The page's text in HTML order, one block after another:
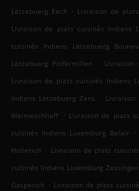
Lëtzebuerg Eech . Livraison de
Livraison de plats cuisinés Indiens
cuisinés Indiens Lëtzebuerg
Lëtzebuerg Polfermillen
. Livraison
Livraison de plats cuisinés Indiens
Indiens Lëtzebuerg Zens
.
Weimeschhaff . Livraison de plats
cuisinés Indiens Luxemburg Belair .
Hollerich . Livraison de plats
cuisinés Indiens Luxemburg Zessingen
Gasperich . Livraison de plats